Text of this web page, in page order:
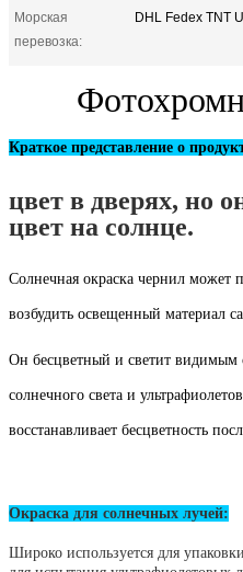
Морская
перевозка:
DHL Fedex TNT
Краткое представление о
цвет в дверях, но
цвет на солнце.
Солнечная окраска чернил может
возбудить освещенный материал
Он бесцветный и светит видимым
солнечного света и
восстанавливает бесцветность
Окраска для солнечных лучей:
Широко используется для